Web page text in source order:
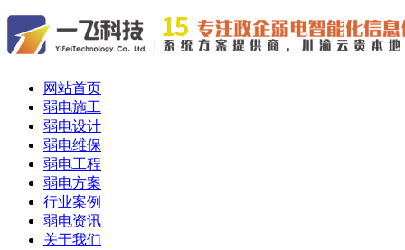
网站首页
弱电施工
弱电设计
弱电维保
弱电工程
弱电方案
行业案例
弱电资讯
关于我们